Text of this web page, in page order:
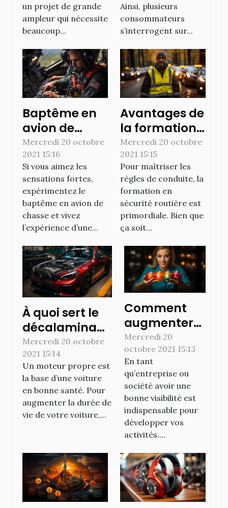
un projet de grande
ampleur qui nécessite
beaucoup...
Ainsi, plusieurs
consommateurs
s’interrogent sur...
Baptême en
avion de
chasse : les
équipements
à avoir
Mercredi 20 octobre
2021 15:16
Si vous aimez les
sensations fortes,
expérimentez le
baptême en avion de
chasse et vivez
l’expérience d’une...
Avantages de
la formation
en sécurité
routière
Mercredi 20 octobre
2021 15:15
Pour maîtriser les
règles de conduite, la
formation en
sécurité routière est
primordiale. Bien que
ça soit...
À quoi sert le
décalaminage
de moteur ?
Mercredi 20 octobre
2021 15:14
Un moteur propre est
la base d’une voiture
en bonne santé. Pour
augmenter la durée de
vie de votre voiture,...
Comment
augmenter
la visibilité de
votre
entreprise ?
Mercredi 20
octobre 2021 15:13
En tant
qu’entreprise ou
société avoir une
bonne visibilité est
indispensable pour
développer vos
activités....